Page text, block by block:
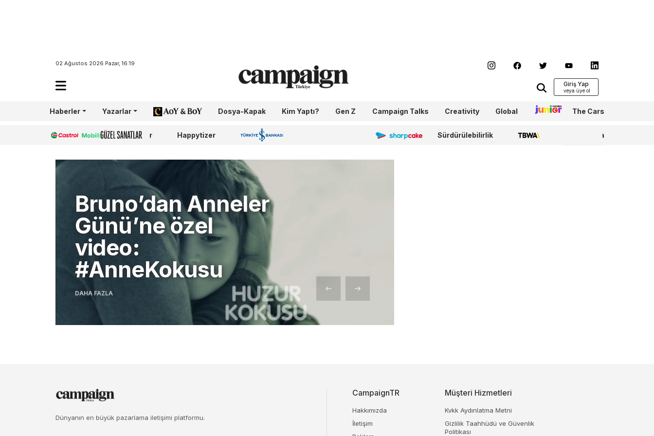
02 Ağustos 2026 Pazar, 16:19
Giriş Yap
Haberler Yazarlar AoY/BoY Dosya-Kapak Kim Yaptı? Gen Z Campaign Talks Creativity Global Junior The Cars
Castrol Güzel Sanatlar Happytizer İş Bankası 100.Yıl Sharpcake Sürdürülebilirlik TBWA WPP Media
Bruno’dan Anneler
Günü’ne özel
video:
#AnneKokusu
DAHA FAZLA
Dünyanın en büyük pazarlama iletişimi platformu.
CampaignTR
Hakkımızda
İletişim
Müşteri Hizmetleri
Kvkk Aydınlatma Metni
Gizlilik Taahhüdü ve Güvenlik
Politikası